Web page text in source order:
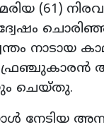
(61)
നാടായ
ചെയ്തു.
നേടിയ